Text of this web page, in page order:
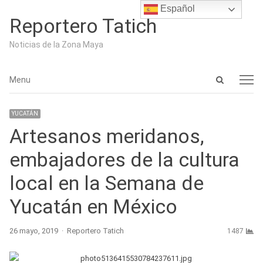
Reportero Tatich
Noticias de la Zona Maya
Open
Menu
Menu
YUCATÁN
Artesanos meridanos,
embajadores de la cultura
local en la Semana de
Yucatán en México
26 mayo, 2019 Author
Reportero Tatich 1487
Español